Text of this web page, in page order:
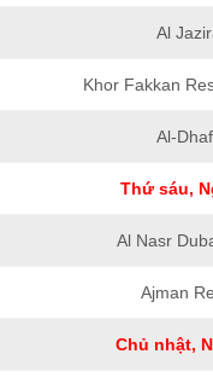
Al
Khor Fakkan
Al-
Thứ sáu,
Al Nasr
Ajman
Chủ nhật,